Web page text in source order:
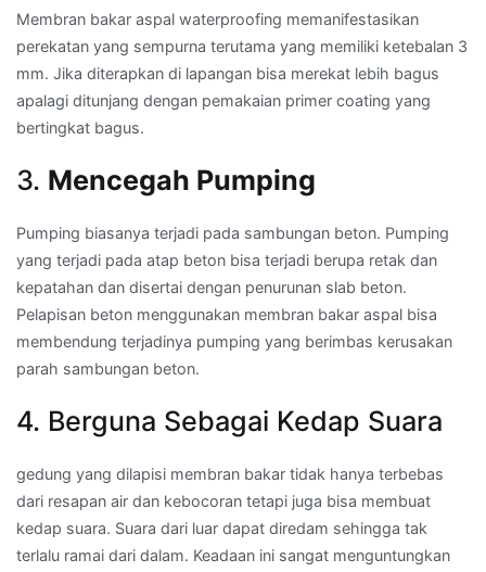
Membran bakar aspal waterproofing memanifestasikan
perekatan yang sempurna terutama yang memiliki ketebalan 3
mm. Jika diterapkan di lapangan bisa merekat lebih bagus
apalagi ditunjang dengan pemakaian primer coating yang
bertingkat bagus.
3. Mencegah Pumping
Pumping biasanya terjadi pada sambungan beton. Pumping
yang terjadi pada atap beton bisa terjadi berupa retak dan
kepatahan dan disertai dengan penurunan slab beton.
Pelapisan beton menggunakan membran bakar aspal bisa
membendung terjadinya pumping yang berimbas kerusakan
parah sambungan beton.
4. Berguna Sebagai Kedap Suara
gedung yang dilapisi membran bakar tidak hanya terbebas
dari resapan air dan kebocoran tetapi juga bisa membuat
kedap suara. Suara dari luar dapat diredam sehingga tak
terlalu ramai dari dalam. Keadaan ini sangat menguntungkan